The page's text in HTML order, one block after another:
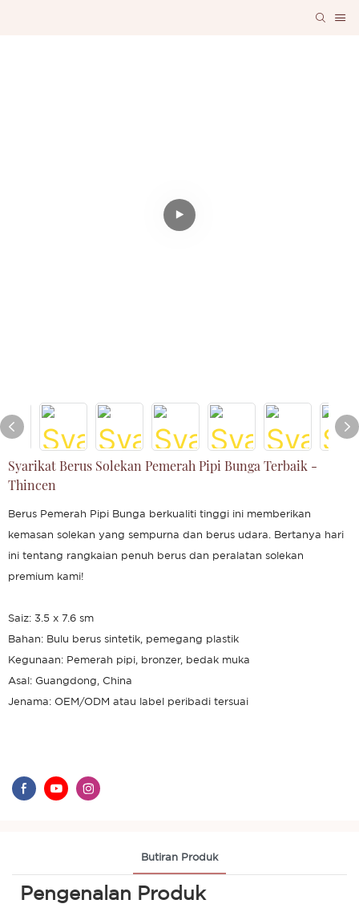
Syarikat Berus Solekan Pemerah Pipi Bunga Terbaik -
Thincen
Berus Pemerah Pipi Bunga berkualiti tinggi ini memberikan
kemasan solekan yang sempurna dan berus udara. Bertanya hari
ini tentang rangkaian penuh berus dan peralatan solekan
premium kami!
Saiz: 3.5 x 7.6 sm
Bahan: Bulu berus sintetik, pemegang plastik
Kegunaan: Pemerah pipi, bronzer, bedak muka
Asal: Guangdong, China
Jenama: OEM/ODM atau label peribadi tersuai
Butiran Produk
Pengenalan Produk